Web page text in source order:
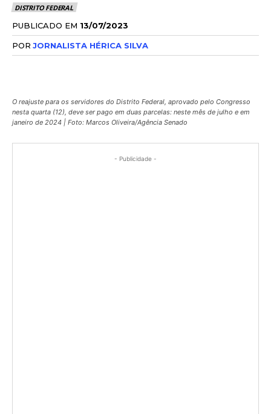
DISTRITO FEDERAL
PUBLICADO EM 13/07/2023
POR JORNALISTA HÉRICA SILVA
O reajuste para os servidores do Distrito Federal, aprovado pelo Congresso
nesta quarta (12), deve ser pago em duas parcelas: neste mês de julho e em
janeiro de 2024 | Foto: Marcos Oliveira/Agência Senado
- Publicidade -